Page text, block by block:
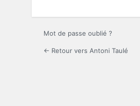
Mot de passe oublié ?
← Retour vers Antoni Taulé